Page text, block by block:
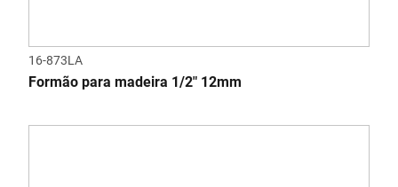
16-873LA
Formão para madeira 1/2" 12mm